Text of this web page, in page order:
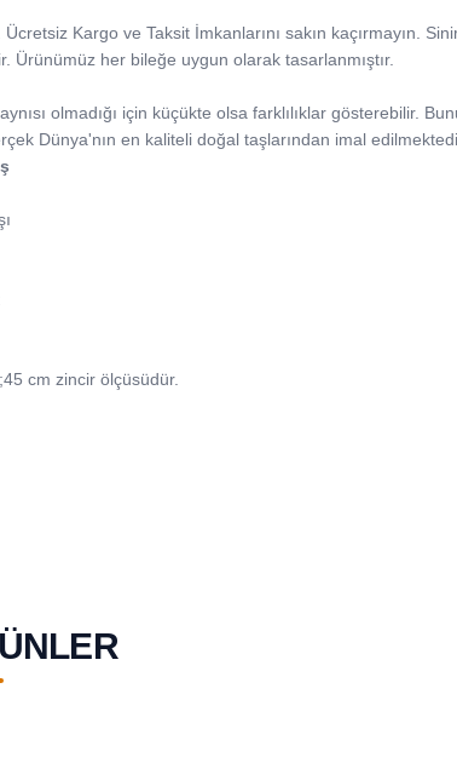
Kargo ve Taksit İmkanlarını sakın kaçırmayın.
Ürünümüz her bileğe uygun olarak tasarlanmıştır.
olmadığı için küçükte olsa farklılıklar gösterebilir.
Dünya'nın en kaliteli doğal taşlarından imal
cm zincir ölçüsüdür.